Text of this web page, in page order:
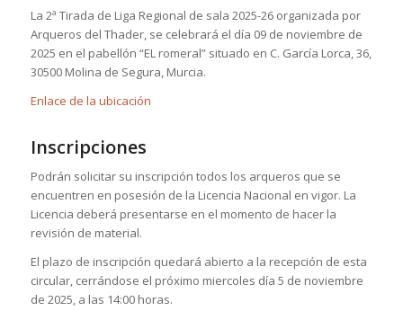
La 2ª Tirada de Liga Regional de sala 2025-26 organizada por
Arqueros del Thader, se celebrará el día 09 de noviembre de
2025 en el pabellón “EL romeral” situado en C. García Lorca, 36,
30500 Molina de Segura, Murcia.
Enlace de la ubicación
Inscripciones
Podrán solicitar su inscripción todos los arqueros que se
encuentren en posesión de la Licencia Nacional en vigor. La
Licencia deberá presentarse en el momento de hacer la
revisión de material.
El plazo de inscripción quedará abierto a la recepción de esta
circular, cerrándose el próximo miercoles día 5 de noviembre
de 2025, a las 14:00 horas.